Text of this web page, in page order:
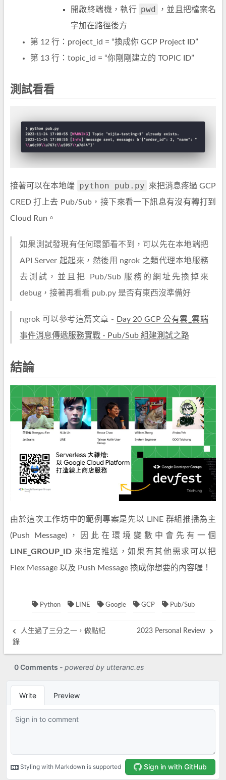
開啟終端機，執行 pwd
，並且把檔案名
字加在路徑後方
第 12 行：project_id = “換成你 GCP Project ID”
第 13 行：topic_id = “你剛剛建立的 TOPIC ID”
測試看看
接著可以在本地端 python pub.py
來把消息疼過 GCP
CRED 打上去 Pub/Sub，接下來看一下訊息有沒有轉打到
Cloud Run。
如果測試發現有任何環節看不到，可以先在本地端把
API Server 起起來，然後用 ngrok 之類代理本地服務
去測試，並且把 Pub/Sub 服務的網址先換掉來
debug，接著再看看 pub.py 是否有東西沒準備好
ngrok 可以參考這篇文章 - Day 20 GCP 公有雲_雲端
事件消息傳遞服務實戰 - Pub/Sub 組建測試之路
結論
由於這次工作坊中的範例專案是先以 LINE 群組推播為主
(Push Message)，因此在環境變數中會先有一個
LINE_GROUP_ID 來指定推送，如果有其他需求可以把
Flex Message 以及 Push Message 換成你想要的內容喔！
Python LINE Google GCP Pub/Sub
人生過了三分之一，做點紀
錄
2023 Personal Review